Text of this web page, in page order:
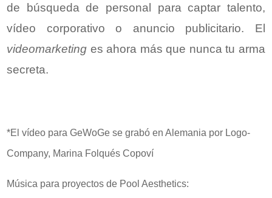
de búsqueda de personal para captar talento,
vídeo corporativo o anuncio publicitario. El
videomarketing es ahora más que nunca tu arma
secreta.
*El vídeo para GeWoGe se grabó en Alemania por Logo-
Company, Marina Folqués Copoví
Música para proyectos de Pool Aesthetics: